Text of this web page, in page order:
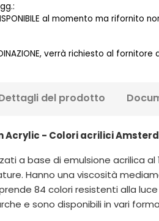
al momento ma rifornito
verrà richiesto al
del prodotto
Acrylic - Colori acrilici
a base di emulsione acrilica
Hanno una viscosità
84 colori resistenti alla
e sono disponibili in vari